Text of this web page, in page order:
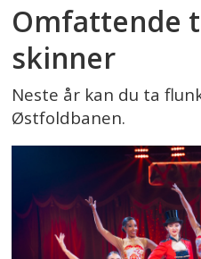
Omfattende
skinner
Neste år kan du ta
Østfoldbanen.